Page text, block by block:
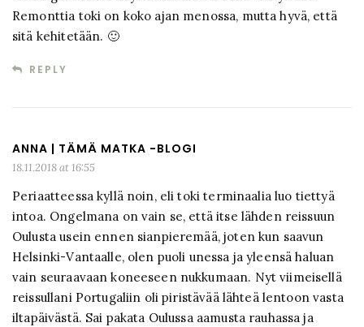
Remonttia toki on koko ajan menossa, mutta hyvä, että
sitä kehitetään. 🙂
REPLY
ANNA | TÄMÄ MATKA -BLOGI
18.11.2018 at 16:55
Periaatteessa kyllä noin, eli toki terminaalia luo tiettyä
intoa. Ongelmana on vain se, että itse lähden reissuun
Oulusta usein ennen sianpieremää, joten kun saavun
Helsinki-Vantaalle, olen puoli unessa ja yleensä haluan
vain seuraavaan koneeseen nukkumaan. Nyt viimeisellä
reissullani Portugaliin oli piristävää lähteä lentoon vasta
iltapäivästä. Sai pakata Oulussa aamusta rauhassa ja